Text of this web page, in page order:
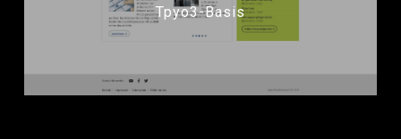
Tpyo3-Basis